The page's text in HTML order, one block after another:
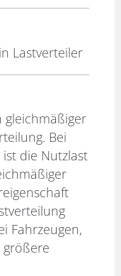
Lastverteiler
gleichmäßiger
Bei
die Nutzlast
Fahrzeugen,